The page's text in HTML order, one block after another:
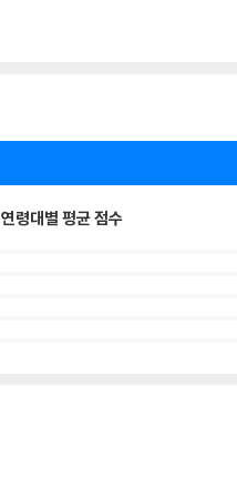
연령대별 평균 점수